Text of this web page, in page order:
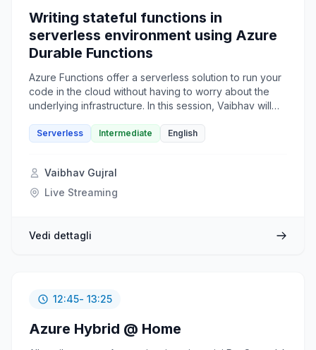
Writing stateful functions in
serverless environment using Azure
Durable Functions
Azure Functions offer a serverless solution to run your
code in the cloud without having to worry about the
underlying infrastructure. In this session, Vaibhav will
programming model to write stateful functions using
using Orchestrator functions and stateful entities using
entity functions. He will also cover different application
also share resources for additional learning.
Serverless Intermediate English
Vaibhav Gujral
Live Streaming
Vedi dettagli
12:45- 13:25
Azure Hybrid @ Home